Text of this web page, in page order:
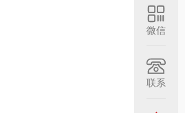
微信
联系